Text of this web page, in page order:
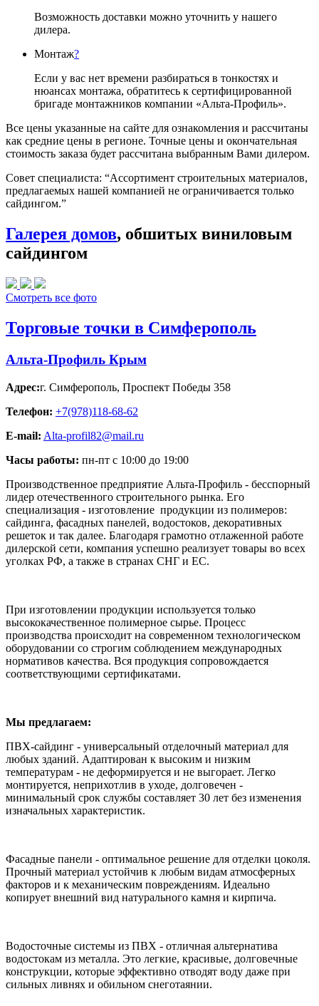
Возможность доставки можно уточнить у нашего
дилера.
Монтаж?
Если у вас нет времени разбираться в тонкостях и
нюансах монтажа, обратитесь к сертифицированной
бригаде монтажников компании «Альта-Профиль».
Все цены указанные на сайте для ознакомления и рассчитаны
как средние цены в регионе. Точные цены и окончательная
стоимость заказа будет рассчитана выбранным Вами дилером.
Совет специалиста: “Ассортимент строительных материалов,
предлагаемых нашей компанией не ограничивается только
сайдингом.”
Галерея домов, обшитых виниловым
сайдингом
Смотреть все фото
Торговые точки в Симферополь
Альта-Профиль Крым
Адрес:г. Симферополь, Проспект Победы 358
Телефон: +7(978)118-68-62
E-mail: Alta-profil82@mail.ru
Часы работы: пн-пт с 10:00 до 19:00
Производственное предприятие Альта-Профиль - бесспорный
лидер отечественного строительного рынка. Его
специализация - изготовление продукции из полимеров:
сайдинга, фасадных панелей, водостоков, декоративных
решеток и так далее. Благодаря грамотно отлаженной работе
дилерской сети, компания успешно реализует товары во всех
уголках РФ, а также в странах СНГ и ЕС.
При изготовлении продукции используется только
высококачественное полимерное сырье. Процесс
производства происходит на современном технологическом
оборудовании со строгим соблюдением международных
нормативов качества. Вся продукция сопровождается
соответствующими сертификатами.
Мы предлагаем:
ПВХ-сайдинг - универсальный отделочный материал для
любых зданий. Адаптирован к высоким и низким
температурам - не деформируется и не выгорает. Легко
монтируется, неприхотлив в уходе, долговечен -
минимальный срок службы составляет 30 лет без изменения
изначальных характеристик.
Фасадные панели - оптимальное решение для отделки цоколя.
Прочный материал устойчив к любым видам атмосферных
факторов и к механическим повреждениям. Идеально
копирует внешний вид натурального камня и кирпича.
Водосточные системы из ПВХ - отличная альтернатива
водостокам из металла. Это легкие, красивые, долговечные
конструкции, которые эффективно отводят воду даже при
сильных ливнях и обильном снеготаянии.